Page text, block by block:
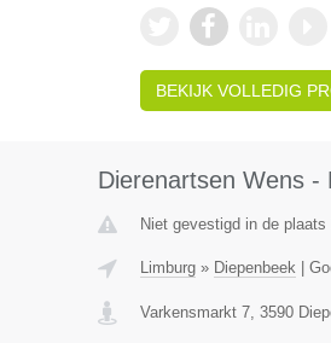
BEKIJK VOLLEDIG
Dierenartsen Wens -
Niet gevestigd in de
Limburg» Diepenbeek|
Varkensmarkt 7, 3590